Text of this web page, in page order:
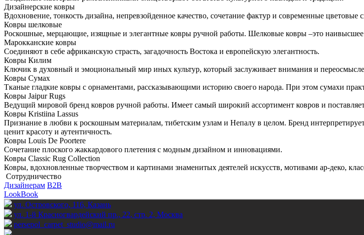
Дизайнерские ковры
Вдохновение, тонкость дизайна, непревзойденное качество, сочетание фактур и современные цветовые
Ковры шелковые
Роскошные, мерцающие, изящные и элегантные ковры ручной работы. Шелковые ковры –это наивысшее
Марокканские ковры
Соединяют в себе африканскую страсть, загадочность Востока и европейскую элегантность.
Ковры Килим
Ключик в духовный и эмоциональный мир иных культур, который заслуживает внимания и
Ковры Сумах
Тканые гладкие ковры с орнаментами, рассказывающими историю своего народа. При этом сумахи
Ковры Jaipur Rugs
Ведущий мировой бренд ковров ручной работы. Имеет самый широкий ассортимент ковров и
Ковры Kristiina Lassus
Признание в любви к роскошным материалам, тибетским узлам и Непалу в целом. Бренд
ценит красоту и аутентичность.
Ковры Louis De Poortere
Сочетание плоского жаккардового плетения с модным дизайном и инновациями.
Ковры Classic Rug Collection
Ковры, вдохновленные творчеством и картинами знаменитых деятелей искусств, мотивами ар-деко,
Сотрудничество
Дизайнерам B2B
LookBook
ул. Островского, 116, Казань
ул. 1-й Красногвардейский пр., 22, стр. 2, Москва
persepol_carpet_studio@mail.ru